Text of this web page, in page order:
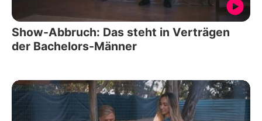
Show-Abbruch: Das steht in Verträgen
der Bachelors-Männer